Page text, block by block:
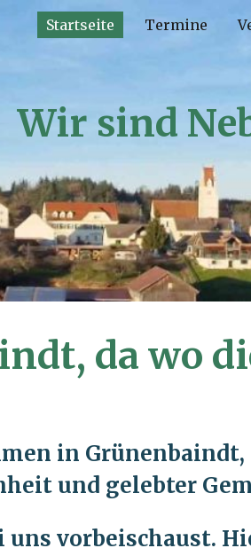
Skip to main content
Startseite Termine
Wir sind
da wo
in
und gelebter
uns vorbeischaust.